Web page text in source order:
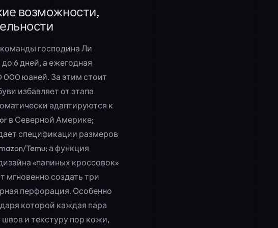
возможности,
господина Ли
6 дней, а ежегодная
000 юаней. За этим стоит
избавляет от этапа
адаптируются к
в Северной Америке;
спецификации размеров
Temu; а функция
«папиных кроссовок»
мгновенно создать три
перфорация. Особенно
которой каждая пара
и текстуру пор кожи,